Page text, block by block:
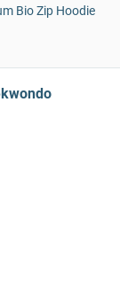
Bio Zip Hoodie